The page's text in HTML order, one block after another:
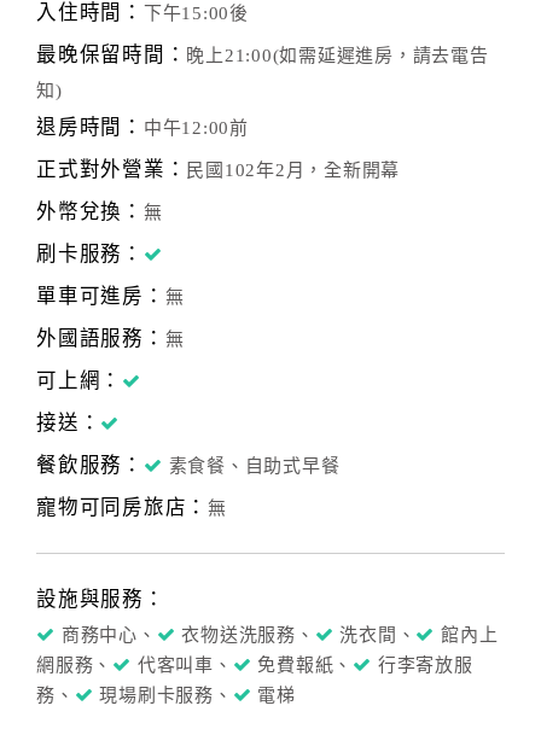
入住時間： 下午15:00後
最晚保留時間： 晚上21:00(如需延遲進房，請去電告
知)
退房時間： 中午12:00前
正式對外營業： 民國102年2月，全新開幕
外幣兌換： 無
刷卡服務：
單車可進房： 無
外國語服務： 無
可上網：
接送：
餐飲服務：
素食餐、自助式早餐
寵物可同房旅店： 無
設施與服務：
商務中心、 衣物送洗服務、 洗衣間、
館內上
網服務、
代客叫車、 免費報紙、
行李寄放服
務、
現場刷卡服務、 電梯